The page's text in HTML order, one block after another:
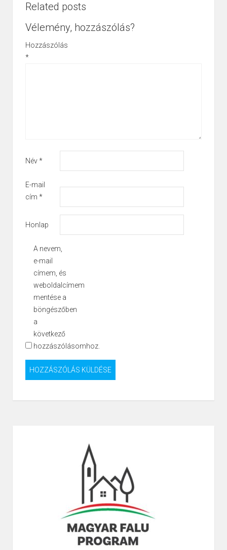
Related posts
Vélemény, hozzászólás?
Hozzászólás
*
Név*
E-mail
cím *
Honlap
A nevem,
e-mail
címem, és
weboldalcímem
mentése a
böngészőben
a
következő
hozzászólásomhoz.